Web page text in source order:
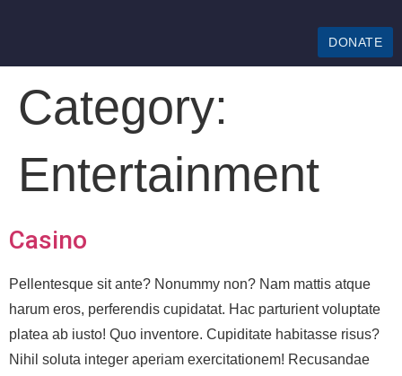
DONATE
Category:
Entertainment
Casino
Pellentesque sit ante? Nonummy non? Nam mattis atque
harum eros, perferendis cupidatat. Hac parturient voluptate
platea ab iusto! Quo inventore. Cupiditate habitasse risus?
Nihil soluta integer aperiam exercitationem! Recusandae